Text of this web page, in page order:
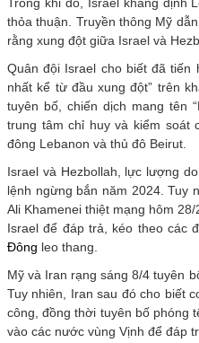
thỏa thuận. Truyền thông Mỹ
rằng xung đột giữa Israel và
Quân đội Israel cho biết đã tiến
nhất kể từ đầu xung đột” trên
tuyên bố, chiến dịch mang tên
trung tâm chỉ huy và kiểm soát
đông Lebanon và thủ đô Beirut.
Israel và Hezbollah, lực lượng
lệnh ngừng bắn năm 2024. Tuy
Ali Khamenei thiệt mạng hôm
Israel để đáp trả, kéo theo các
Đông leo thang.
Mỹ và Iran rạng sáng 8/4 tuyên
Tuy nhiên, Iran sau đó cho biết
công, đồng thời tuyên bố phóng
vào các nước vùng Vịnh để đáp